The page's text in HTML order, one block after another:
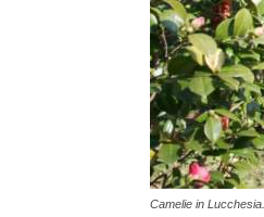
Camelie in Lucchesia.